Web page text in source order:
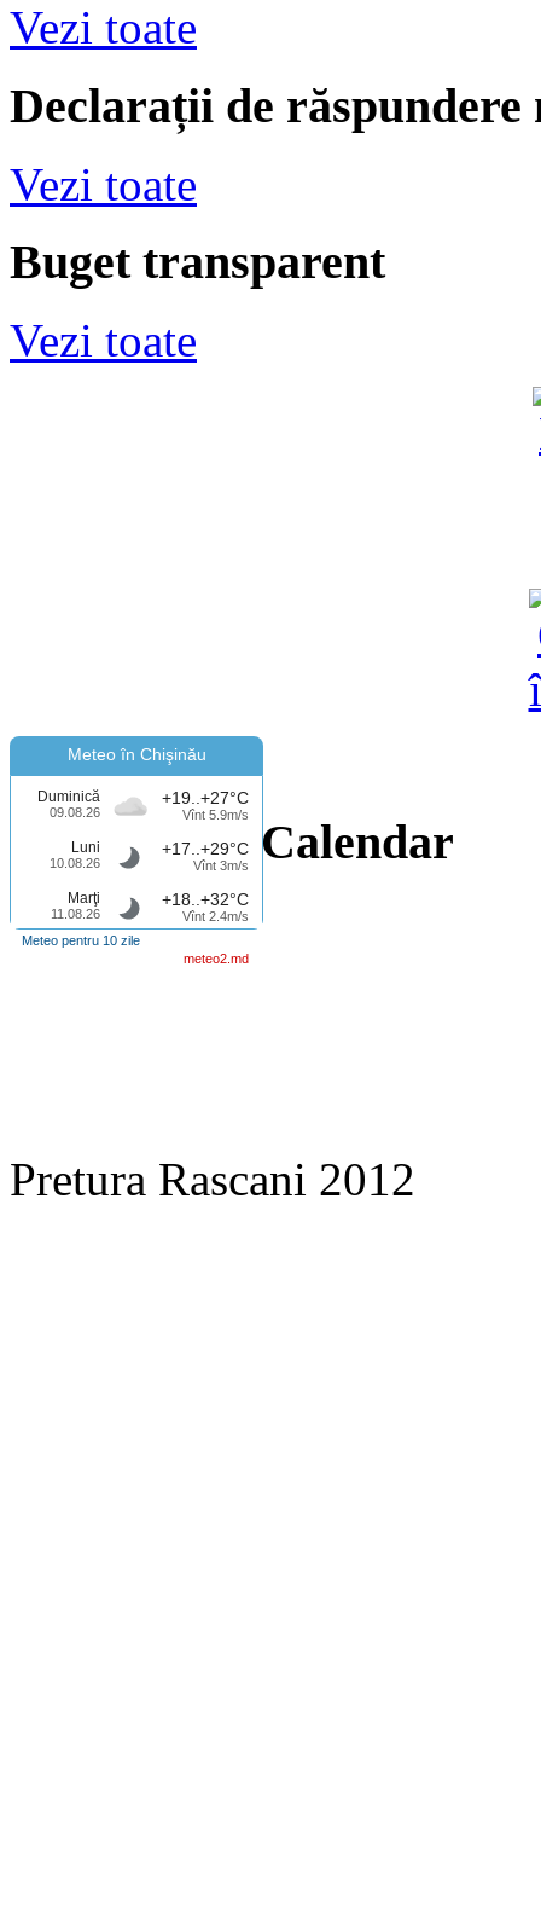
Vezi toate
Declarații de răspundere
Vezi toate
Buget transparent
Vezi toate
Meteo în Chişinău
Duminică
09.08.26
+19..+27°C
Vînt 5.9m/s
Luni
10.08.26
+17..+29°C
Vînt 3m/s
Marţi
11.08.26
+18..+32°C
Vînt 2.4m/s
Meteo pentru 10 zile
meteo2.md
Calendar
Pretura Rascani 2012